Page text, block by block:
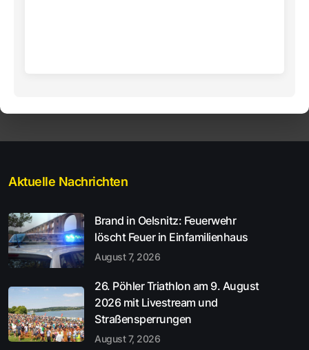
Aktuelle Nachrichten
Brand in Oelsnitz: Feuerwehr
löscht Feuer in Einfamilienhaus
August 7, 2026
26. Pöhler Triathlon am 9. August
2026 mit Livestream und
Straßensperrungen
August 7, 2026